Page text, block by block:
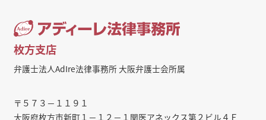
枚方支店
弁護士法人AdIre法律事務所 大阪弁護士会所属
〒５７３－１１９１
大阪府枚方市新町１－１２－１関医アネックス第２ビル４Ｆ